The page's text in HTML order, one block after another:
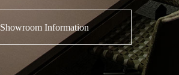
Showroom Information